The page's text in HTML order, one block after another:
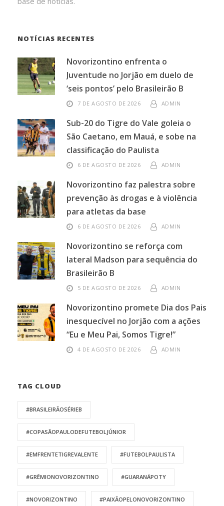
NOTÍCIAS RECENTES
Novorizontino enfrenta o
Juventude no Jorjão em duelo de
‘seis pontos’ pelo Brasileirão B
7 DE AGOSTO DE 2026 ADMIN
Sub-20 do Tigre do Vale goleia o
São Caetano, em Mauá, e sobe na
classificação do Paulista
6 DE AGOSTO DE 2026 ADMIN
Novorizontino faz palestra sobre
prevenção às drogas e à violência
para atletas da base
6 DE AGOSTO DE 2026 ADMIN
Novorizontino se reforça com
lateral Madson para sequência do
Brasileirão B
5 DE AGOSTO DE 2026 ADMIN
Novorizontino promete Dia dos Pais
inesquecível no Jorjão com a ações
“Eu e Meu Pai, Somos Tigre!”
4 DE AGOSTO DE 2026 ADMIN
TAG CLOUD
#BRASILEIRÃOSÉRIEB
#COPASÃOPAULODEFUTEBOLJÚNIOR
#EMFRENTETIGREVALENTE #FUTEBOLPAULISTA
#GRÊMIONOVORIZONTINO #GUARANÁPOTY
#NOVORIZONTINO #PAIXÃOPELONOVORIZONTINO